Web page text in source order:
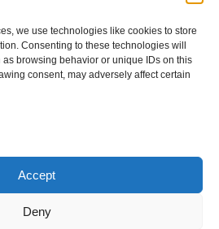
we use technologies like cookies to store
Consenting to these technologies will
browsing behavior or unique IDs on this
consent, may adversely affect certain
Accept
Deny